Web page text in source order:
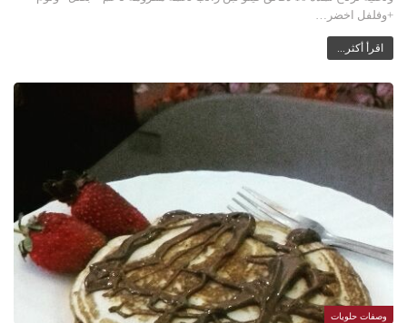
+وفلفل اخضر…
اقرأ أكثر...
وصفات حلويات